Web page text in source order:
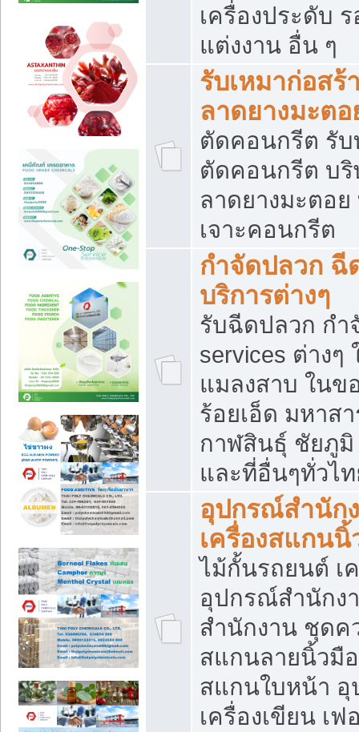
เครื่องประดับ ร
แต่งงาน อื่น ๆ
รับเหมาก่อส
ลาดยางมะต
ตัดคอนกรีต รับ
ตัดคอนกรีต บริ
ลาดยางมะตอ
เจาะคอนกรีต
กำจัดปลวก ฉี
บริการต่างๆ
รับฉีดปลวก กำ
services ต่าง
แมลงสาบ ใน
ร้อยเอ็ด มหาส
กาฬสินธุ์ ชัยภู
และที่อื่นๆทั่วไ
อุปกรณ์สำนัก
เครื่องสแกนนิ้
ไม้กั้นรถยนต์ เ
อุปกรณ์สำนักง
สำนักงาน ชุดค
สแกนลายนิ้วมื
สแกนใบหน้า
เครื่องเขียน เ